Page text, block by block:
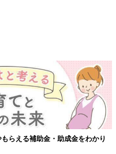
らえる補助金・助成金をわかり